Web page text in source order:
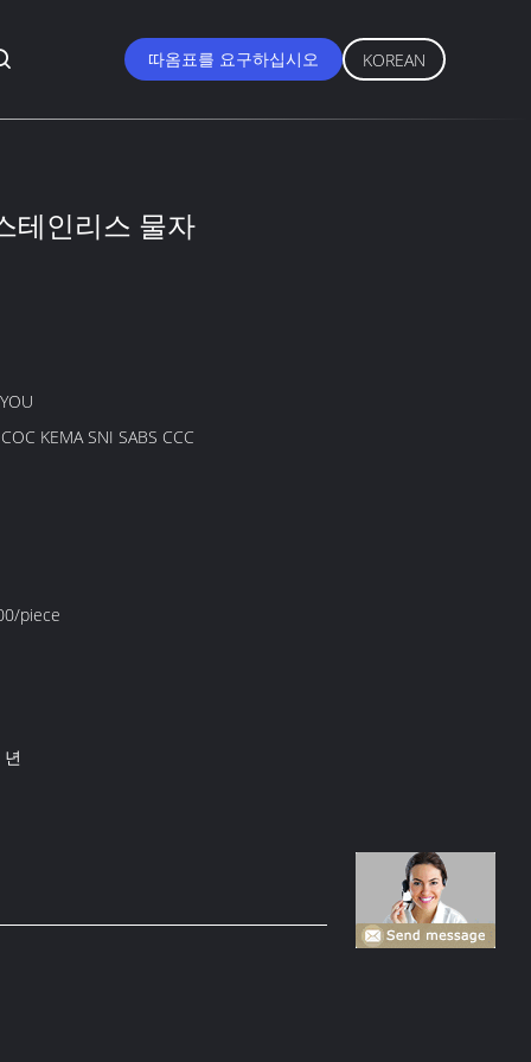
따옴표를 요구하십시오 KOREAN
테인리스 물자
KEMA SNI SABS CCC
piece